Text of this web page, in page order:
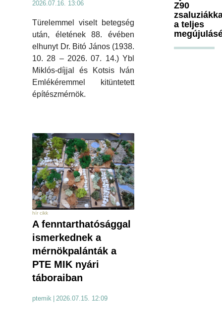
2026.07.16. 13:06
Türelemmel viselt betegség
után, életének 88. évében
elhunyt Dr. Bitó János (1938.
10. 28 – 2026. 07. 14.) Ybl
Miklós-díjjal és Kotsis Iván
Emlékéremmel kitüntetett
építészmérnök.
hír cikk
A fenntarthatósággal
ismerkednek a
mérnökpalánták a
PTE MIK nyári
táboraiban
ptemik 2026.07.15. 12:09
Z90
a teljes